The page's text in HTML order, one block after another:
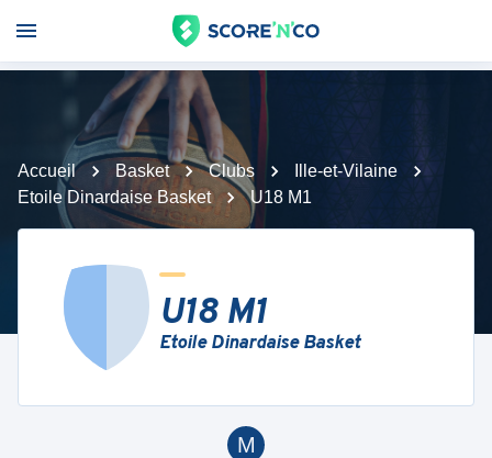
Accueil Basket Clubs
Ille-et-Vilaine
Etoile Dinardaise Basket
U18 M1
U18 M1
Etoile Dinardaise Basket
M